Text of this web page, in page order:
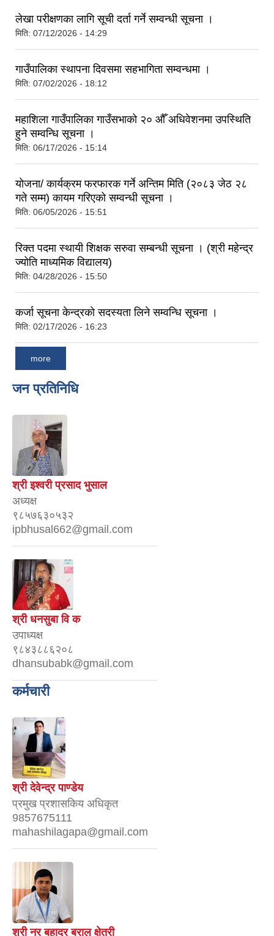
लेखा परीक्षणका लागि सूची दर्ता गर्ने सम्वन्धी सूचना ।
मिति: 07/12/2026 - 14:29
गाउँपालिका स्थापना दिवसमा सहभागिता सम्वन्धमा ।
मिति: 07/02/2026 - 18:12
महाशिला गाउँपालिका गाउँसभाको २० औँ अधिवेशनमा उपस्थिति
हुने सम्वन्धि सूचना ।
मिति: 06/17/2026 - 15:14
योजना/ कार्यक्रम फरफारक गर्ने अन्तिम मिति (२०८३ जेठ २८
गते सम्म) कायम गरिएको सम्वन्धी सूचना ।
मिति: 06/05/2026 - 15:51
रिक्त पदमा स्थायी शिक्षक सरुवा सम्बन्धी सूचना । (श्री महेन्द्र
ज्योति माध्यमिक विद्यालय)
मिति: 04/28/2026 - 15:50
कर्जा सूचना केन्द्रको सदस्यता लिने सम्वन्धि सूचना ।
मिति: 02/17/2026 - 16:23
more
जन प्रतिनिधि
श्री इश्वरी प्रसाद भुसाल
अध्यक्ष
९८५७६३०५३२
ipbhusal662@gmail.com
श्री धनसुबा वि क
उपाध्यक्ष
९८४३८८६२०८
dhansubabk@gmail.com
कर्मचारी
श्री देवेन्द्र पाण्डेय
प्रमुख प्रशासकिय अधिकृत
9857675111
mahashilagapa@gmail.com
श्री नर बहादुर बराल क्षेत्री